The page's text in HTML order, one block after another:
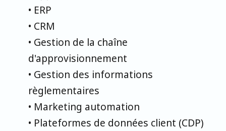
• ERP
• CRM
• Gestion de la chaîne
d'approvisionnement
• Gestion des informations
règlementaires
• Marketing automation
• Plateformes de données client (CDP)